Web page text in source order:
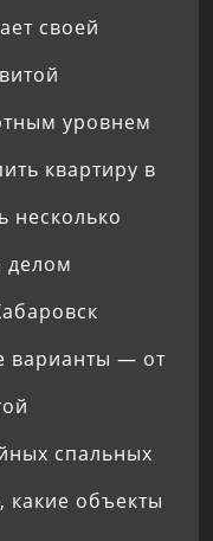
своей
уровнем
квартиру в
несколько
варианты — от
спальных
какие объекты